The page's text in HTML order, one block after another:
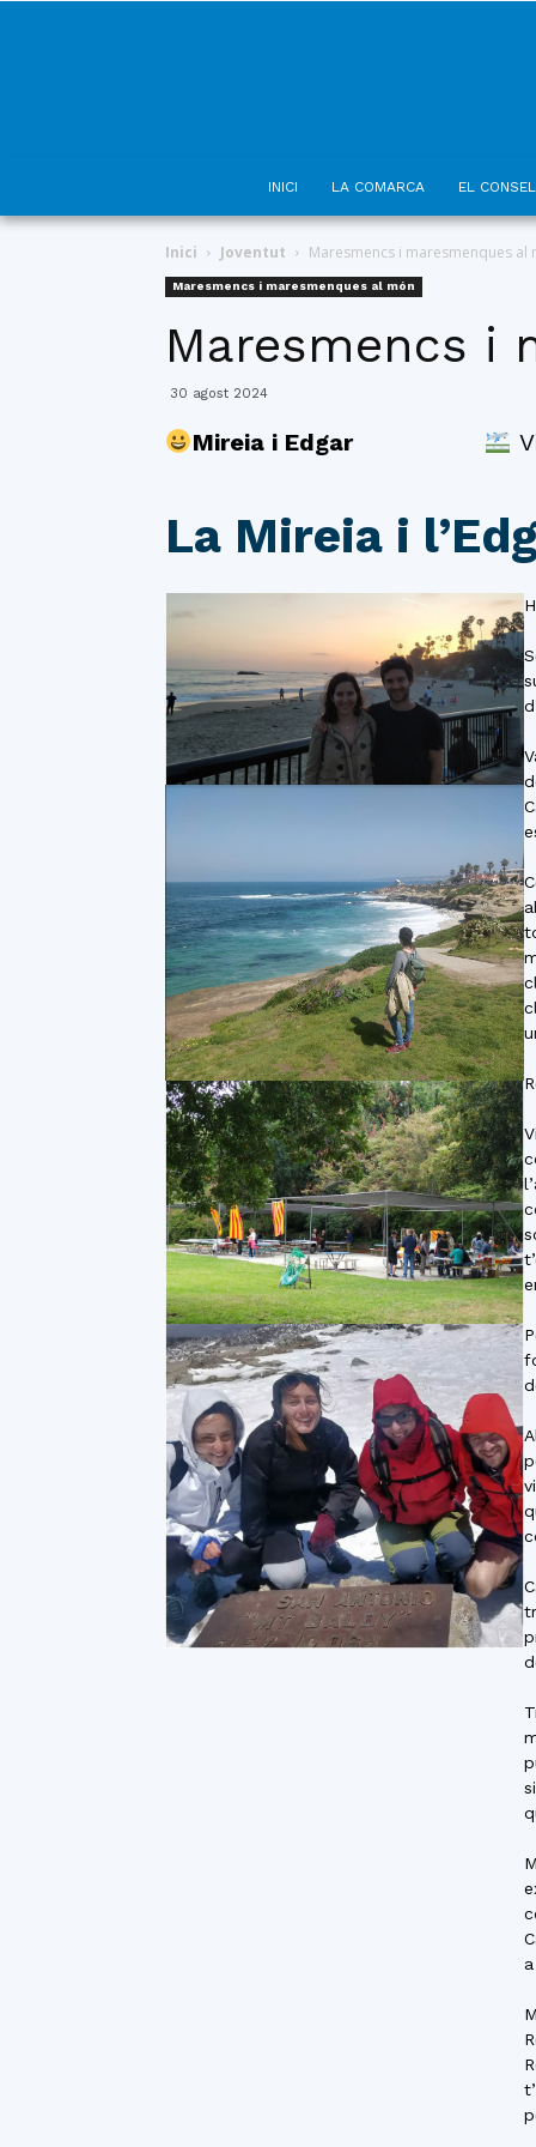
INICI LA COMARCA EL
Inici Joventut Maresmencs i maresmenques al
Maresmencs i maresmenques al món
Maresmencs i
30 agost 2024
Mireia i Edgar
La Mireia i